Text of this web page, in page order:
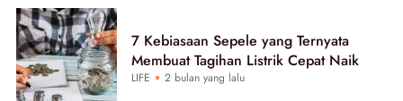
Beautynesia
7 Kebiasaan Sepele yang Ternyata
Membuat Tagihan Listrik Cepat Naik
LIFE 2 bulan yang lalu